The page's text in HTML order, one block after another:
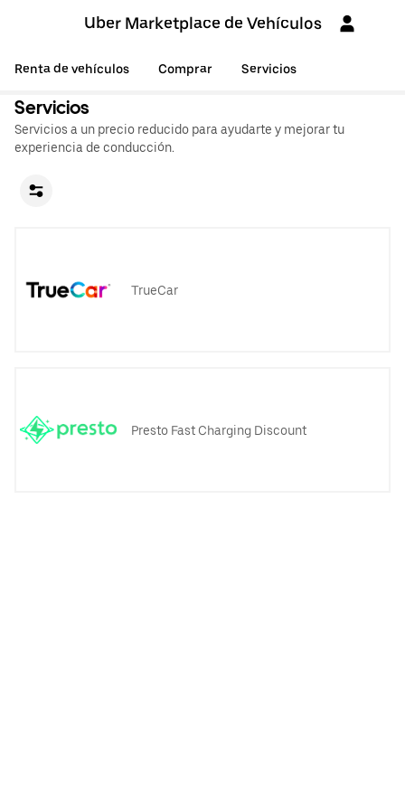
Uber Marketplace de Vehículos
Renta de vehículos Comprar Servicios
Servicios
Servicios a un precio reducido para ayudarte y mejorar tu
experiencia de conducción.
TrueCar
Presto Fast Charging Discount